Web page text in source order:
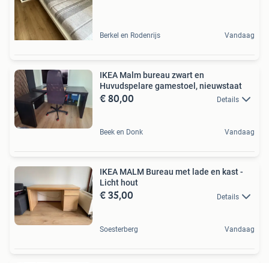
Berkel en Rodenrijs Vandaag
IKEA Malm bureau zwart en
Huvudspelare gamestoel, nieuwstaat
€ 80,00 Details
Beek en Donk Vandaag
IKEA MALM Bureau met lade en kast -
Licht hout
€ 35,00 Details
Soesterberg Vandaag